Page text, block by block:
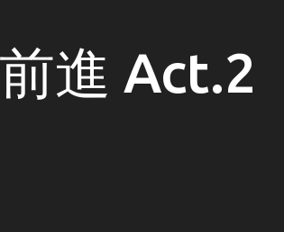
進 Act.2